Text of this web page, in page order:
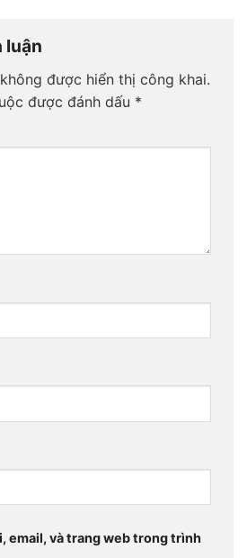
luận
được hiển thị công khai.
được đánh dấu *
email, và trang web trong trình